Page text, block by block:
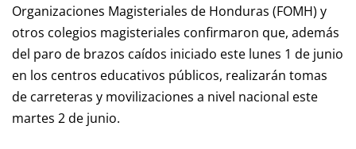
Organizaciones Magisteriales de Honduras (FOMH) y
otros colegios magisteriales confirmaron que, además
del paro de brazos caídos iniciado este lunes 1 de junio
en los centros educativos públicos, realizarán tomas
de carreteras y movilizaciones a nivel nacional este
martes 2 de junio.